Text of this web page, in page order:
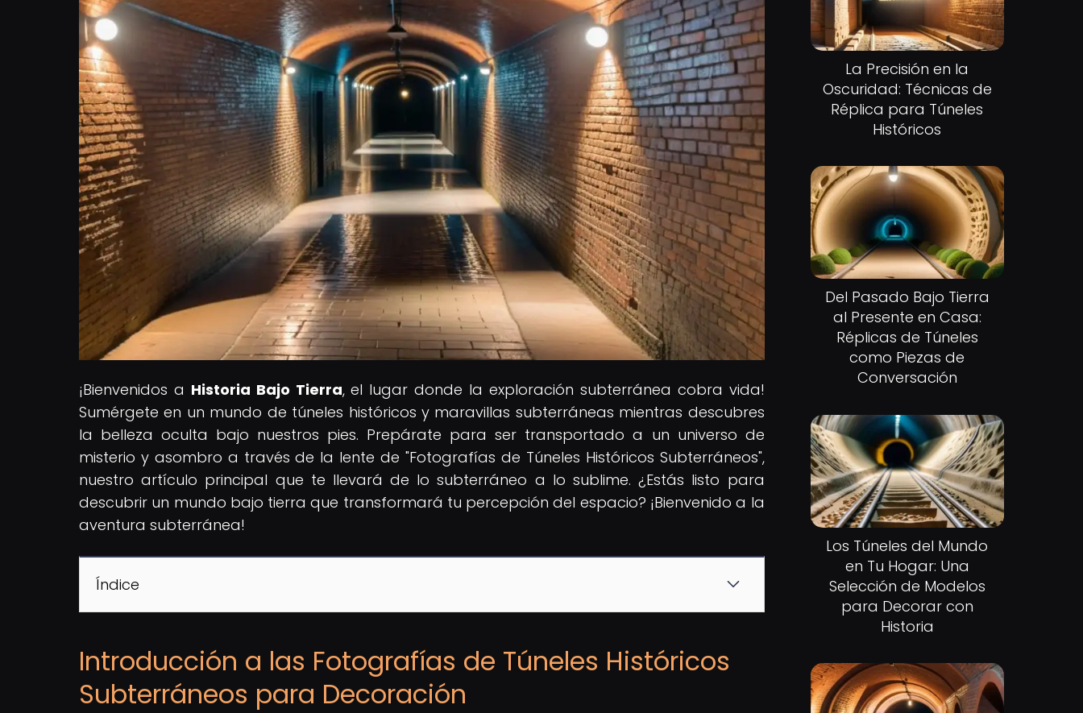
¡Bienvenidos a Historia Bajo Tierra, el lugar donde la exploración subterránea cobra vida!
Sumérgete en un mundo de túneles históricos y maravillas subterráneas mientras descubres
la belleza oculta bajo nuestros pies. Prepárate para ser transportado a un universo de
misterio y asombro a través de la lente de "Fotografías de Túneles Históricos Subterráneos",
nuestro artículo principal que te llevará de lo subterráneo a lo sublime. ¿Estás listo para
descubrir un mundo bajo tierra que transformará tu percepción del espacio? ¡Bienvenido a la
aventura subterránea!
Índice
Introducción a las Fotografías de Túneles Históricos
Subterráneos para Decoración
La Precisión en la
Oscuridad: Técnicas de
Réplica para Túneles
Históricos
Del Pasado Bajo Tierra
al Presente en Casa:
Réplicas de Túneles
como Piezas de
Conversación
Los Túneles del Mundo
en Tu Hogar: Una
Selección de Modelos
para Decorar con
Historia